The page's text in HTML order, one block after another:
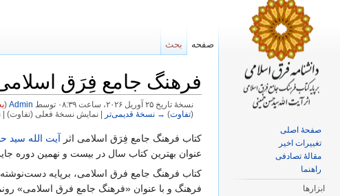
فرهنگ جامع فِرَق
نسخهٔ تاریخ ‏۲۵ آوریل ۲۰۲۶، ساعت ۰۸:۳۹ توسط Admin
(
(تفاوت) → نسخهٔ قدیمی‌تر | نمایش نسخهٔ فعلی (تفاوت)
کتاب فرهنگ جامع فِرَق اسلامی اثر آیت الله سید
عنوان بهترین کتاب سال در بیست و نهمین دوره
کتاب فرهنگ جامع فرق اسلامی، برپایه
فرهنگ و با عنوان «فرهنگ جامع فرق اسلامی»
بحث صفحه
صفحهٔ اصلی
تغییرات اخیر
مقالهٔ تصادفی
راهنما
ابزارها